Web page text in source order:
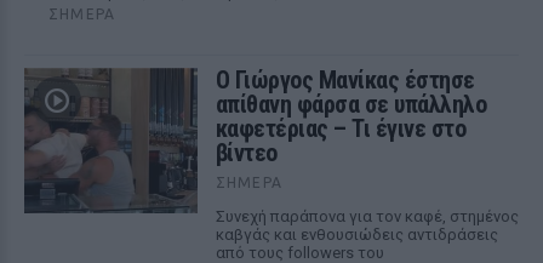
ΣΉΜΕΡΑ
Ο Γιώργος Μανίκας έστησε
απίθανη φάρσα σε υπάλληλο
καφετέριας – Τι έγινε στο
βίντεο
ΣΉΜΕΡΑ
Συνεχή παράπονα για τον καφέ, στημένος
καβγάς και ενθουσιώδεις αντιδράσεις
από τους followers του